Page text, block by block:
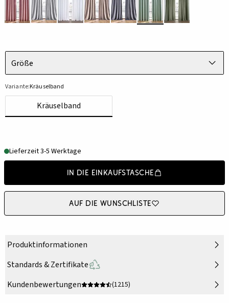
Größe
Variante:Kräuselband
Kräuselband
Lieferzeit 3-5 Werktage
In die Einkaufstasche
Auf die Wunschliste
Produktinformationen
Standards & Zertifikate
Kundenbewertungen
(1215)